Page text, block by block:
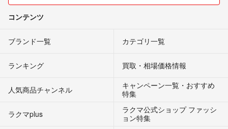
コンテンツ
ブランド一覧 カテゴリ一覧
ランキング 買取・相場価格情報
人気商品チャンネル
キャンペーン一覧・おすすめ
特集
ラクマplus
ラクマ公式ショップ ファッシ
ョン特集